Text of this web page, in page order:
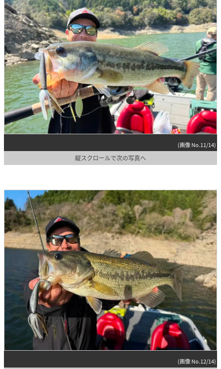
(画像 No.11/14)
縦スクロールで次の写真へ
(画像 No.12/14)